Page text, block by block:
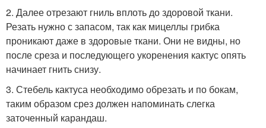
2. Далее отрезают гниль вплоть до здоровой ткани.
Резать нужно с запасом, так как мицеллы грибка
проникают даже в здоровые ткани. Они не видны, но
после среза и последующего укоренения кактус опять
начинает гнить снизу.
3. Стебель кактуса необходимо обрезать и по бокам,
таким образом срез должен напоминать слегка
заточенный карандаш.